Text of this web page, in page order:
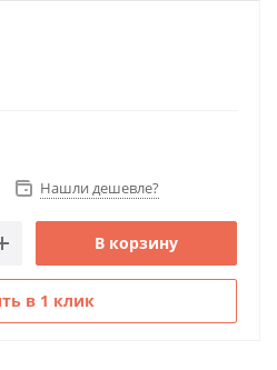
Нашли дешевле?
В корзину
в 1 клик